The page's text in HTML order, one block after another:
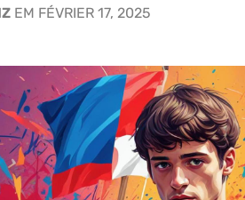
EM FÉVRIER 17, 2025